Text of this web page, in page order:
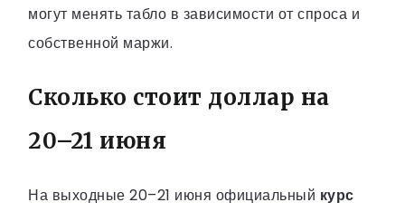
могут менять табло в зависимости от спроса и
собственной маржи.
Сколько стоит доллар на
20–21 июня
На выходные 20–21 июня официальный курс